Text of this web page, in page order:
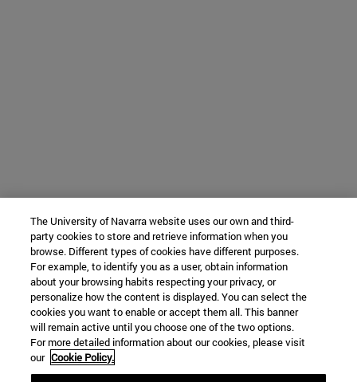
The University of Navarra website uses our own and third-
party cookies to store and retrieve information when you
browse. Different types of cookies have different purposes.
For example, to identify you as a user, obtain information
about your browsing habits respecting your privacy, or
personalize how the content is displayed. You can select the
cookies you want to enable or accept them all. This banner
will remain active until you choose one of the two options.
For more detailed information about our cookies, please visit
our Cookie Policy.